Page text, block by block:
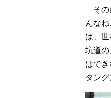
その
んな
は、
坑道
はで
タン